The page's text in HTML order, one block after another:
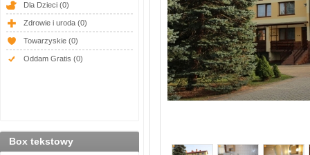
Dla Dzieci (0)
Zdrowie i uroda (0)
Towarzyskie (0)
Oddam Gratis (0)
Box tekstowy